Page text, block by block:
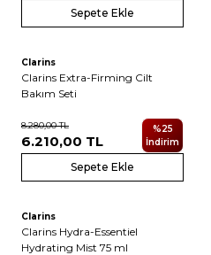
Sepete Ekle
Clarins
Clarins Extra-Firming Cilt
Bakım Seti
8.280,00TL
6.210,00 TL
%25
İndirim
Sepete Ekle
Clarins
Clarins Hydra-Essentiel
Hydrating Mist 75 ml